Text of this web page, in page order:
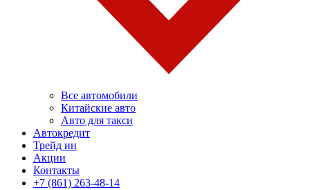
Все автомобили
Китайские авто
Авто для такси
Автокредит
Трейд ин
Акции
Контакты
+7 (861) 263-48-14